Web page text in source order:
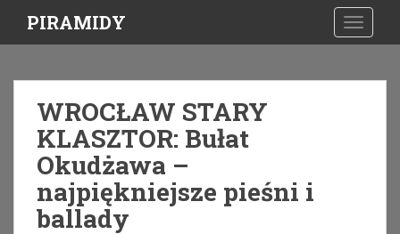
i
PIRAMIDY
WROCŁAW STARY
KLASZTOR: Bułat
Okudżawa –
najpiękniejsze pieśni i
ballady